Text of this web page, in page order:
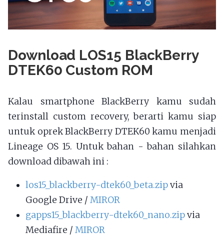
Download LOS15 BlackBerry
DTEK60 Custom ROM
Kalau smartphone BlackBerry kamu sudah
terinstall custom recovery, berarti kamu siap
untuk oprek BlackBerry DTEK60 kamu menjadi
Lineage OS 15. Untuk bahan - bahan silahkan
download dibawah ini :
los15_blackberry-dtek60_beta.zipvia
Google Drive /MIROR
gapps15_blackberry-dtek60_nano.zipvia
Mediafire /MIROR